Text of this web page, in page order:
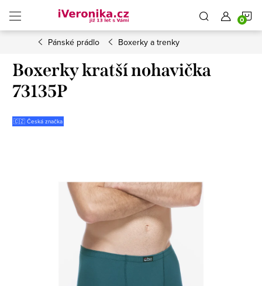
obsah
Pánské prádlo Boxerky a trenky
Boxerky kratší nohavička
73135P
🇨🇿 Česká značka